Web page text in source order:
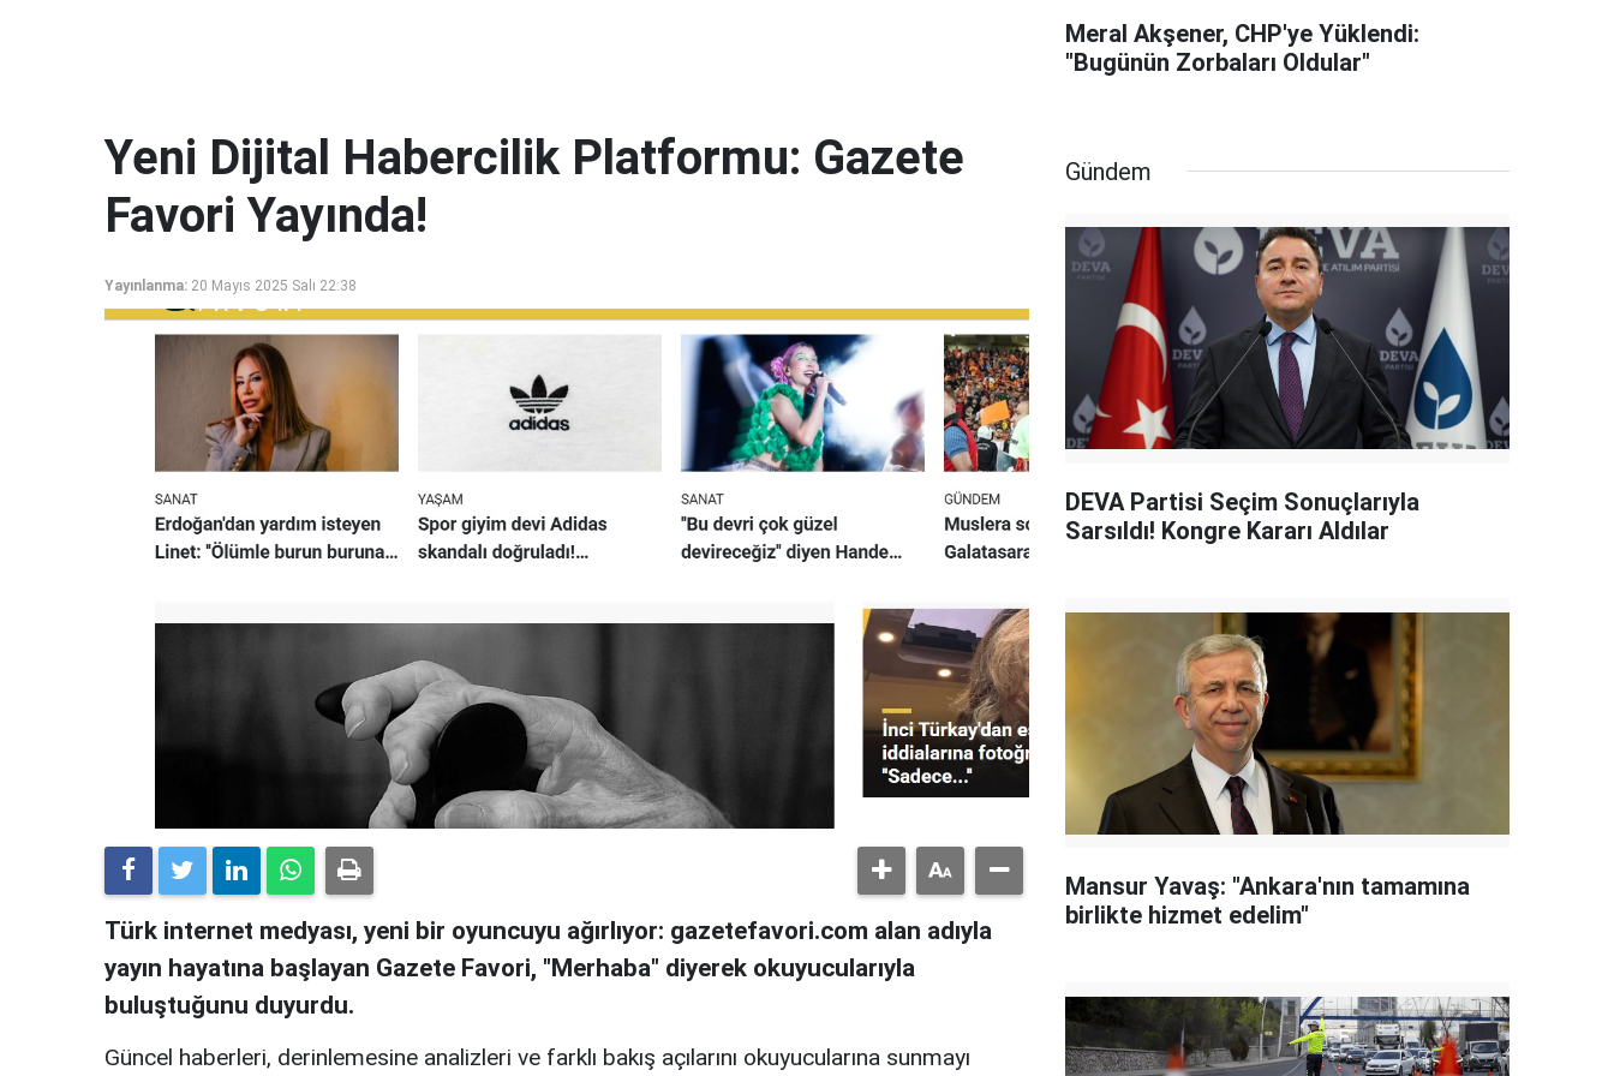
Meral Akşener, CHP'ye Yüklendi:
"Bugünün Zorbaları Oldular"
Yeni Dijital Habercilik Platformu: Gazete
Favori Yayında!
Yayınlanma: 20 Mayıs 2025 Salı 22:38
Türk internet medyası, yeni bir oyuncuyu ağırlıyor: gazetefavori.com alan adıyla
yayın hayatına başlayan Gazete Favori, "Merhaba" diyerek okuyucularıyla
buluştuğunu duyurdu.
Güncel haberleri, derinlemesine analizleri ve farklı bakış açılarını okuyucularına sunmayı
Gündem
DEVA Partisi Seçim Sonuçlarıyla
Sarsıldı! Kongre Kararı Aldılar
Mansur Yavaş: "Ankara'nın tamamına
birlikte hizmet edelim"